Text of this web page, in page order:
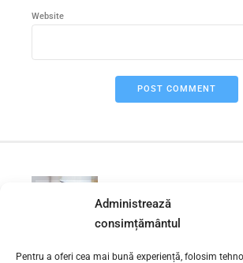
Administrează
consimțământul
Pentru a oferi cea mai bună experiență, folosim
Website
POST COMMENT
Desfundare coloana
Sector 3 | 0730 111 131